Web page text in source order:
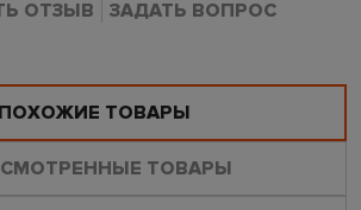
ОТЗЫВ ЗАДАТЬ ВОПРОС
ПОХОЖИЕ ТОВАРЫ
ТОВАРЫ